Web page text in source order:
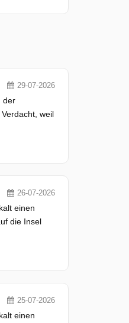
29-07-2026
der
weil
26-07-2026
einen
die Insel
25-07-2026
einen